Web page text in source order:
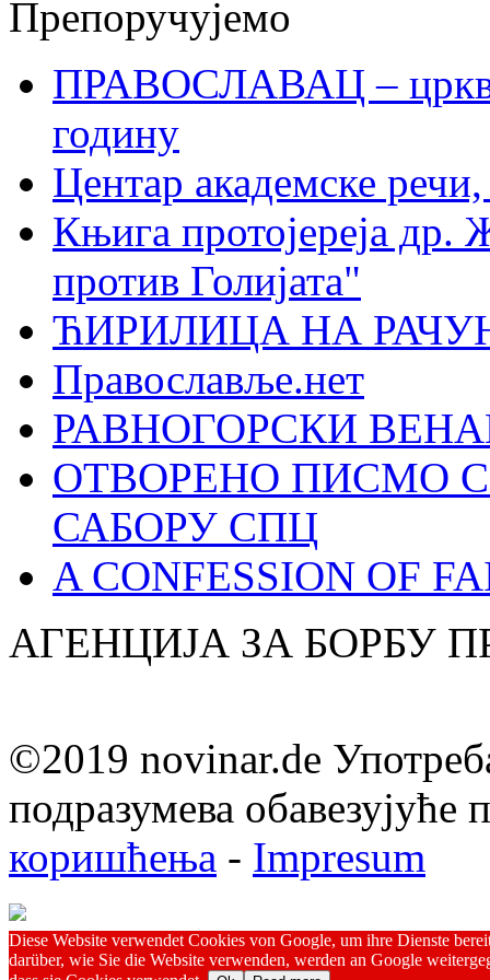
Препоручујемо
ПРАВОСЛАВАЦ –
годину
Центар академске
Књига протојереја др.
против Голијата"
ЋИРИЛИЦА НА
Православље.нет
РАВНОГОРСКИ
ОТВОРЕНО ПИСМО
САБОРУ СПЦ
A CONFESSION OF
АГЕНЦИЈА ЗА БОРБУ
©2019 novinar.de
подразумева обавезујуће
коришћења - Impresum
Diese Website verwendet Cookies von Google, um ihre Dienste
darüber, wie Sie die Website verwenden, werden an Google